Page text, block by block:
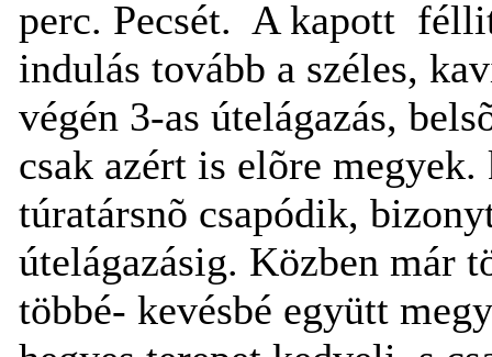
perc. Pecsét. A kapott
indulás tovább a széles,
végén 3-as útelágazás,
csak azért is elõre
túratársnõ csapódik,
útelágazásig. Közben már
többé- kevésbé együtt